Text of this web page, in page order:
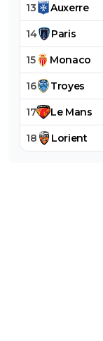
13 Auxerre
14 Paris
15 Monaco
16 Troyes
17 Le Mans
18 Lorient